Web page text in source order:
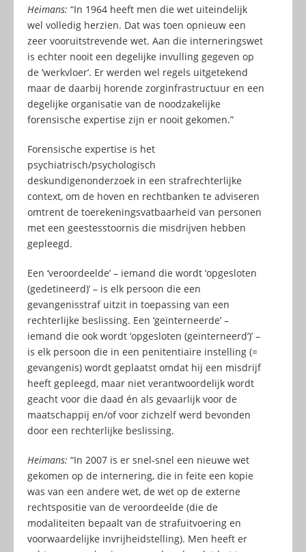
Heimans: “In 1964 heeft men die wet uiteindelijk
wel volledig herzien. Dat was toen opnieuw een
zeer vooruitstrevende wet. Aan die interneringswet
is echter nooit een degelijke invulling gegeven op
de ‘werkvloer’. Er werden wel regels uitgetekend
maar de daarbij horende zorginfrastructuur en een
degelijke organisatie van de noodzakelijke
forensische expertise zijn er nooit gekomen.”
Forensische expertise is het
psychiatrisch/psychologisch
deskundigenonderzoek in een strafrechterlijke
context, om de hoven en rechtbanken te adviseren
omtrent de toerekeningsvatbaarheid van personen
met een geestesstoornis die misdrijven hebben
gepleegd.
Een ‘veroordeelde’ – iemand die wordt ‘opgesloten
(gedetineerd)’ – is elk persoon die een
gevangenisstraf uitzit in toepassing van een
rechterlijke beslissing. Een ‘geïnterneerde’ –
iemand die ook wordt ‘opgesloten (geïnterneerd’)’ –
is elk persoon die in een penitentiaire instelling (=
gevangenis) wordt geplaatst omdat hij een misdrijf
heeft gepleegd, maar niet verantwoordelijk wordt
geacht voor die daad én als gevaarlijk voor de
maatschappij en/of voor zichzelf werd bevonden
door een rechterlijke beslissing.
Heimans: “In 2007 is er snel-snel een nieuwe wet
gekomen op de internering, die in feite een kopie
was van een andere wet, de wet op de externe
rechtspositie van de veroordeelde (die de
modaliteiten bepaalt van de strafuitvoering en
voorwaardelijke invrijheidstelling). Men heeft er